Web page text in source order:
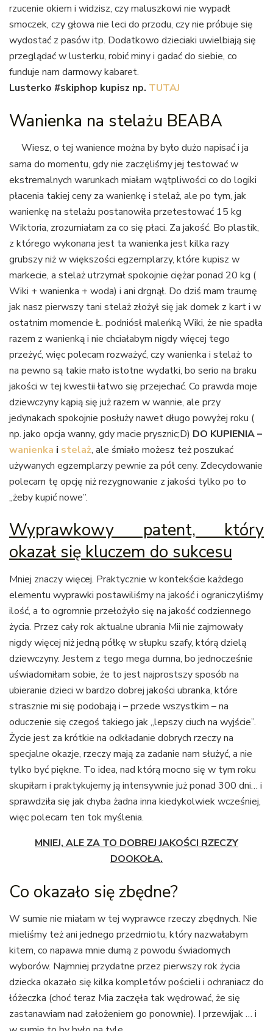
rzucenie okiem i widzisz, czy maluszkowi nie wypadł
smoczek, czy głowa nie leci do przodu, czy nie próbuje się
wydostać z pasów itp. Dodatkowo dzieciaki uwielbiają się
przeglądać w lusterku, robić miny i gadać do siebie, co
funduje nam darmowy kabaret.
Lusterko #skiphop kupisz np. TUTAJ
Wanienka na stelażu BEABA
Wiesz, o tej wanience można by było dużo napisać i ja
sama do momentu, gdy nie zaczęliśmy jej testować w
ekstremalnych warunkach miałam wątpliwości co do logiki
płacenia takiej ceny za wanienkę i stelaż, ale po tym, jak
wanienkę na stelażu postanowiła przetestować 15 kg
Wiktoria, zrozumiałam za co się płaci. Za jakość. Bo plastik,
z którego wykonana jest ta wanienka jest kilka razy
grubszy niż w większości egzemplarzy, które kupisz w
markecie, a stelaż utrzymał spokojnie ciężar ponad 20 kg (
Wiki + wanienka + woda) i ani drgnął. Do dziś mam traumę
jak nasz pierwszy tani stelaż złożył się jak domek z kart i w
ostatnim momencie Ł. podniósł maleńką Wiki, że nie spadła
razem z wanienką i nie chciałabym nigdy więcej tego
przeżyć, więc polecam rozważyć, czy wanienka i stelaż to
na pewno są takie mało istotne wydatki, bo serio na braku
jakości w tej kwestii łatwo się przejechać. Co prawda moje
dziewczyny kąpią się już razem w wannie, ale przy
jedynakach spokojnie posłuży nawet długo powyżej roku (
np. jako opcja wanny, gdy macie prysznic;D) DO KUPIENIA –
wanienka i stelaż, ale śmiało możesz też poszukać
używanych egzemplarzy pewnie za pół ceny. Zdecydowanie
polecam tę opcję niż rezygnowanie z jakości tylko po to
„żeby kupić nowe”.
Wyprawkowy patent, który
okazał się kluczem do sukcesu
Mniej znaczy więcej. Praktycznie w kontekście każdego
elementu wyprawki postawiliśmy na jakość i ograniczyliśmy
ilość, a to ogromnie przełożyło się na jakość codziennego
życia. Przez cały rok aktualne ubrania Mii nie zajmowały
nigdy więcej niż jedną półkę w słupku szafy, którą dzielą
dziewczyny. Jestem z tego mega dumna, bo jednocześnie
uświadomiłam sobie, że to jest najprostszy sposób na
ubieranie dzieci w bardzo dobrej jakości ubranka, które
strasznie mi się podobają i – przede wszystkim – na
oduczenie się czegoś takiego jak „lepszy ciuch na wyjście”.
Życie jest za krótkie na odkładanie dobrych rzeczy na
specjalne okazje, rzeczy mają za zadanie nam służyć, a nie
tylko być piękne. To idea, nad którą mocno się w tym roku
skupiłam i praktykujemy ją intensywnie już ponad 300 dni… i
sprawdziła się jak chyba żadna inna kiedykolwiek wcześniej,
więc polecam ten tok myślenia.
MNIEJ, ALE ZA TO DOBREJ JAKOŚCI RZECZY
DOOKOŁA.
Co okazało się zbędne?
W sumie nie miałam w tej wyprawce rzeczy zbędnych. Nie
mieliśmy też ani jednego przedmiotu, który nazwałabym
kitem, co napawa mnie dumą z powodu świadomych
wyborów. Najmniej przydatne przez pierwszy rok życia
dziecka okazało się kilka kompletów pościeli i ochraniacz do
łóżeczka (choć teraz Mia zaczęła tak wędrować, że się
zastanawiam nad założeniem go ponownie). I przewijak … i